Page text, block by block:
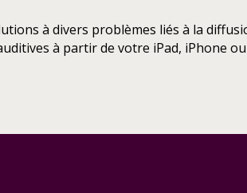
à divers problèmes liés à la
à partir de votre iPad, iPhone